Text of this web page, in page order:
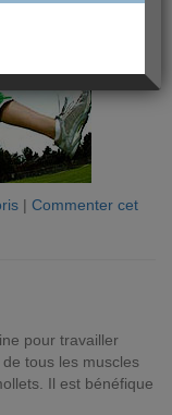
| Commenter cet
pour travailler
tous les muscles
Il est bénéfique